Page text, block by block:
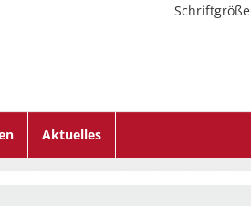
Schriftgröße
Aktuelles